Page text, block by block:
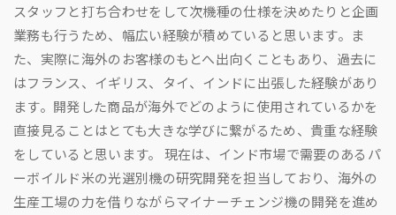
スタッフと打ち合わせをして次機種の仕様を決めたりと企画
業務も行うため、幅広い経験が積めていると思います。ま
た、実際に海外のお客様のもとへ出向くこともあり、過去に
はフランス、イギリス、タイ、インドに出張した経験があり
ます。開発した商品が海外でどのように使用されているかを
直接見ることはとても大きな学びに繋がるため、貴重な経験
をしていると思います。 現在は、インド市場で需要のあるパ
ーボイルド米の光選別機の研究開発を担当しており、海外の
生産工場の力を借りながらマイナーチェンジ機の開発を進め